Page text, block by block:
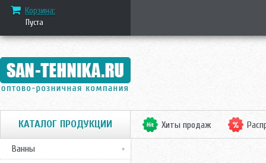
Корзина:
Пуста
КАТАЛОГ ПРОДУКЦИИ
Ванны
Хиты продаж